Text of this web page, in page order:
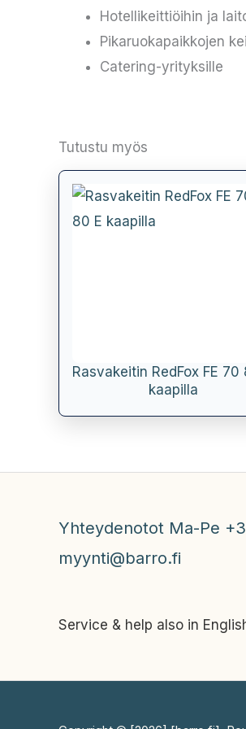
Hotellikeittiöihin ja
Pikaruokapaikkojen
Catering-yrityksille
Tutustu myös
Rasvakeitin RedFox FE 70
kaapilla
Yhteydenotot Ma-Pe
myynti@barro.fi
Service & help also in